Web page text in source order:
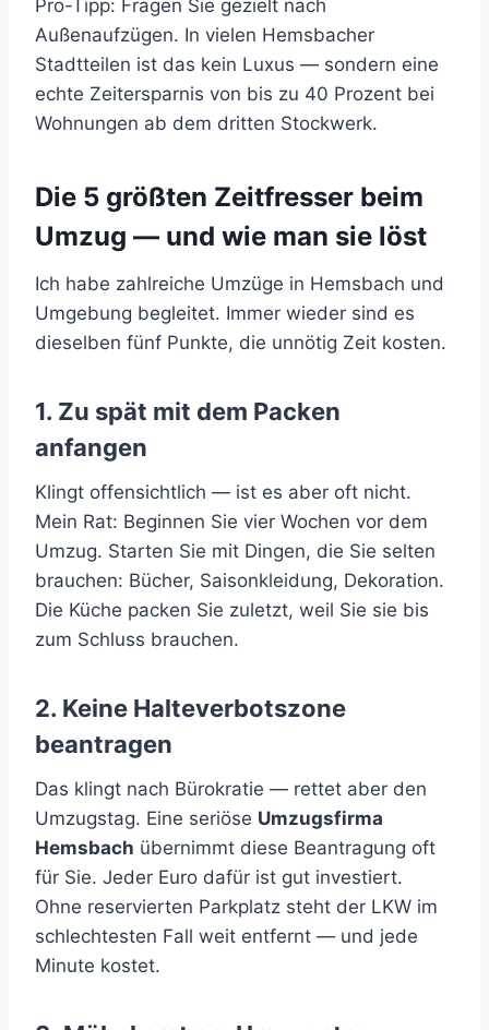
Pro-Tipp: Fragen Sie gezielt nach
Außenaufzügen. In vielen Hemsbacher
Stadtteilen ist das kein Luxus — sondern eine
echte Zeitersparnis von bis zu 40 Prozent bei
Wohnungen ab dem dritten Stockwerk.
Die 5 größten Zeitfresser beim
Umzug — und wie man sie löst
Ich habe zahlreiche Umzüge in Hemsbach und
Umgebung begleitet. Immer wieder sind es
dieselben fünf Punkte, die unnötig Zeit kosten.
1. Zu spät mit dem Packen
anfangen
Klingt offensichtlich — ist es aber oft nicht.
Mein Rat: Beginnen Sie vier Wochen vor dem
Umzug. Starten Sie mit Dingen, die Sie selten
brauchen: Bücher, Saisonkleidung, Dekoration.
Die Küche packen Sie zuletzt, weil Sie sie bis
zum Schluss brauchen.
2. Keine Halteverbotszone
beantragen
Das klingt nach Bürokratie — rettet aber den
Umzugstag. Eine seriöse Umzugsfirma
Hemsbach übernimmt diese Beantragung oft
für Sie. Jeder Euro dafür ist gut investiert.
Ohne reservierten Parkplatz steht der LKW im
schlechtesten Fall weit entfernt — und jede
Minute kostet.